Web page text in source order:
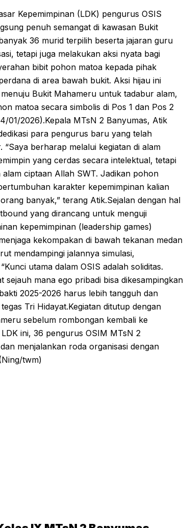
Kepemimpinan (LDK) pengurus OSIS
penuh semangat di kawasan Bukit
36 murid terpilih beserta jajaran guru
tetapi juga melakukan aksi nyata bagi
bibit pohon matoa kepada pihak
di area bawah bukit. Aksi hijau ini
Bukit Mahameru untuk tadabur alam,
matoa secara simbolis di Pos 1 dan Pos 2
01/2026).​Kepala MTsN 2 Banyumas, Atik
para pengurus baru yang telah
berharap melalui kegiatan di alam
yang cerdas secara intelektual, tetapi
ciptaan Allah SWT. Jadikan pohon
karakter kepemimpinan kalian
banyak,” terang Atik.​Sejalan dengan hal
yang dirancang untuk menguji
kepemimpinan (leadership games)
kekompakan di bawah tekanan medan
mendampingi jalannya simulasi,
utama dalam OSIS adalah soliditas.
sejauh mana ego pribadi bisa dikesampingkan
2025-2026 harus lebih tangguh dan
Tri Hidayat.​Kegiatan ditutup dengan
sebelum rombongan kembali ke
ini, 36 pengurus OSIM MTsN 2
menjalankan roda organisasi dengan
twm)